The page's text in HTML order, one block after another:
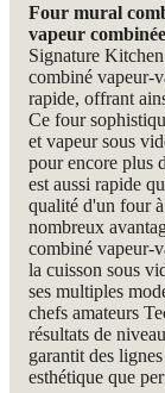
Four mural
vapeur combinée
Signature
combiné vapeur-
rapide, offrant
Ce four
et vapeur sous
pour encore plus
est aussi rapide
qualité d'un four
nombreux
combiné vapeur-
la cuisson sous
ses multiples
chefs amateurs
résultats de
garantit des
esthétique que